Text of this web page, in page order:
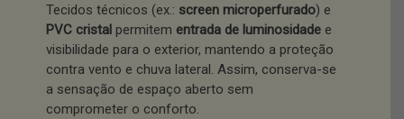
Tecidos técnicos (ex.: screen microperfurado) e
PVC cristal permitem entrada de luminosidade e
visibilidade para o exterior, mantendo a proteção
contra vento e chuva lateral. Assim, conserva-se
a sensação de espaço aberto sem
comprometer o conforto.